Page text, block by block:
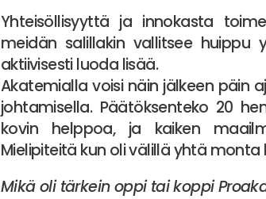
Yhteisöllisyyttä ja innokasta
meidän salillakin vallitsee huippu
aktiivisesti luoda lisää.
Akatemialla voisi näin jälkeen päin
johtamisella. Päätöksenteko 20
kovin helppoa, ja kaiken
Mielipiteitä kun oli välillä yhtä monta
Mikä oli tärkein oppi tai koppi